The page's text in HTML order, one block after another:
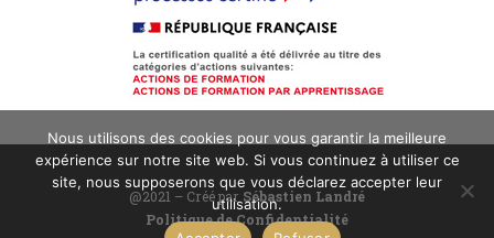
@2021 – Créé par Sébastien Landré
Politique de Confidentialité
Nous utilisons des cookies pour vous garantir la meilleure
expérience sur notre site web. Si vous continuez à utiliser ce
site, nous supposerons que vous déclarez accepter leur
utilisation.